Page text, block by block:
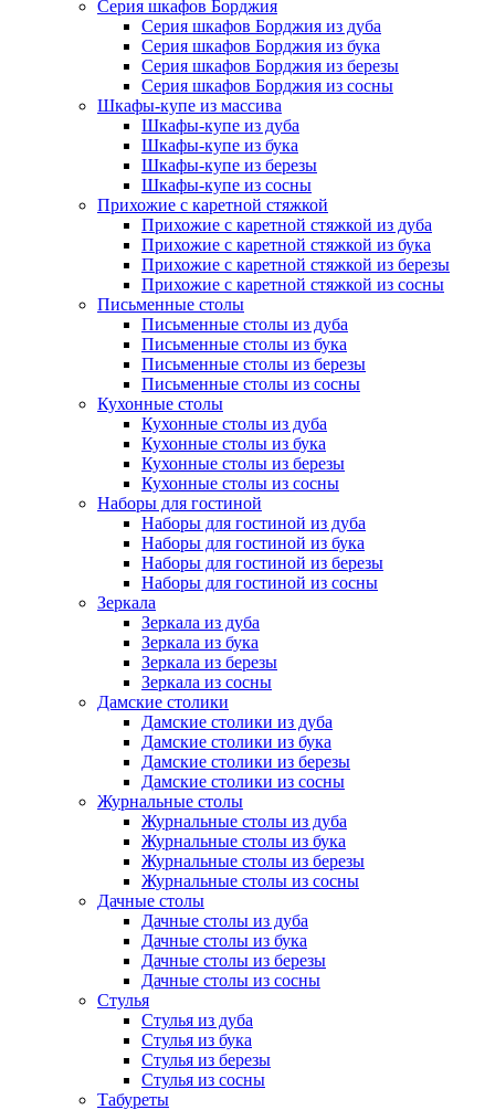
Серия шкафов Борджия
Серия шкафов Борджия из дуба
Серия шкафов Борджия из бука
Серия шкафов Борджия из березы
Серия шкафов Борджия из сосны
Шкафы-купе из массива
Шкафы-купе из дуба
Шкафы-купе из бука
Шкафы-купе из березы
Шкафы-купе из сосны
Прихожие с каретной стяжкой
Прихожие с каретной стяжкой из дуба
Прихожие с каретной стяжкой из бука
Прихожие с каретной стяжкой из березы
Прихожие с каретной стяжкой из сосны
Письменные столы
Письменные столы из дуба
Письменные столы из бука
Письменные столы из березы
Письменные столы из сосны
Кухонные столы
Кухонные столы из дуба
Кухонные столы из бука
Кухонные столы из березы
Кухонные столы из сосны
Наборы для гостиной
Наборы для гостиной из дуба
Наборы для гостиной из бука
Наборы для гостиной из березы
Наборы для гостиной из сосны
Зеркала
Зеркала из дуба
Зеркала из бука
Зеркала из березы
Зеркала из сосны
Дамские столики
Дамские столики из дуба
Дамские столики из бука
Дамские столики из березы
Дамские столики из сосны
Журнальные столы
Журнальные столы из дуба
Журнальные столы из бука
Журнальные столы из березы
Журнальные столы из сосны
Дачные столы
Дачные столы из дуба
Дачные столы из бука
Дачные столы из березы
Дачные столы из сосны
Стулья
Стулья из дуба
Стулья из бука
Стулья из березы
Стулья из сосны
Табуреты